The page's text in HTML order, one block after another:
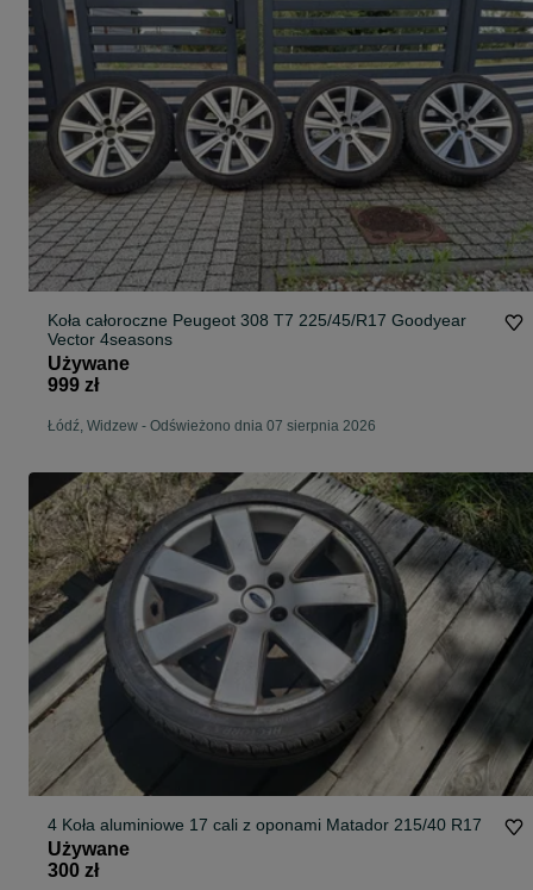
Koła całoroczne Peugeot 308 T7 225/45/R17 Goodyear
Vector 4seasons
Używane
999 zł
Łódź, Widzew - Odświeżono dnia 07 sierpnia 2026
4 Koła aluminiowe 17 cali z oponami Matador 215/40 R17
Używane
300 zł